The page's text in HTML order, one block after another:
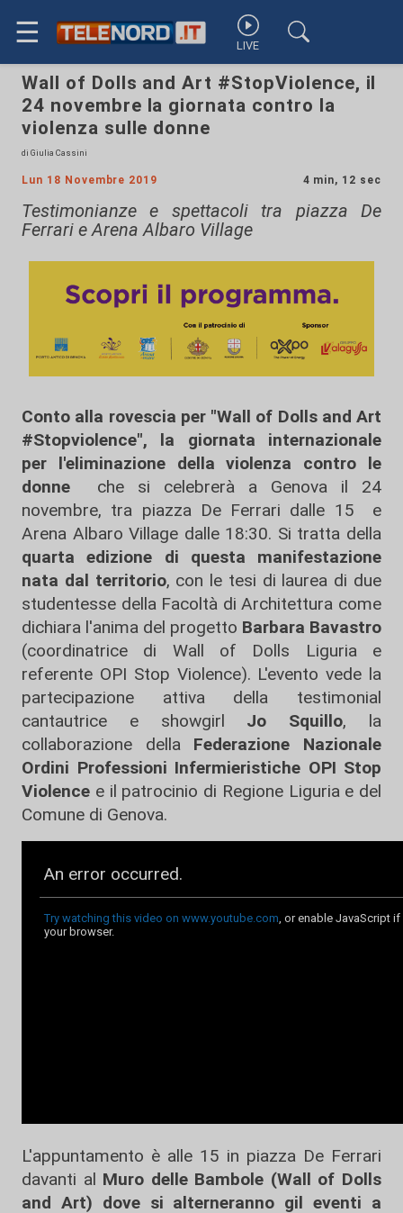
☰ LIVE
Wall of Dolls and Art #StopViolence, il
24 novembre la giornata contro la
violenza sulle donne
di Giulia Cassini
Lun 18 Novembre 2019 4 min, 12 sec
Testimonianze e spettacoli tra piazza De
Ferrari e Arena Albaro Village
Conto alla rovescia per "Wall of Dolls and Art
#Stopviolence", la giornata internazionale
per l'eliminazione della violenza contro le
donne che si celebrerà a Genova il 24
novembre, tra piazza De Ferrari dalle 15 e
Arena Albaro Village dalle 18:30. Si tratta della
quarta edizione di questa manifestazione
nata dal territorio, con le tesi di laurea di due
studentesse della Facoltà di Architettura come
dichiara l'anima del progetto Barbara Bavastro
(coordinatrice di Wall of Dolls Liguria e
referente OPI Stop Violence). L'evento vede la
partecipazione attiva della testimonial
cantautrice e showgirl Jo Squillo, la
collaborazione della Federazione Nazionale
Ordini Professioni Infermieristiche OPI Stop
Violence e il patrocinio di Regione Liguria e del
Comune di Genova.
L'appuntamento è alle 15 in piazza De Ferrari
davanti al Muro delle Bambole (Wall of Dolls
and Art) dove si alterneranno gil eventi a